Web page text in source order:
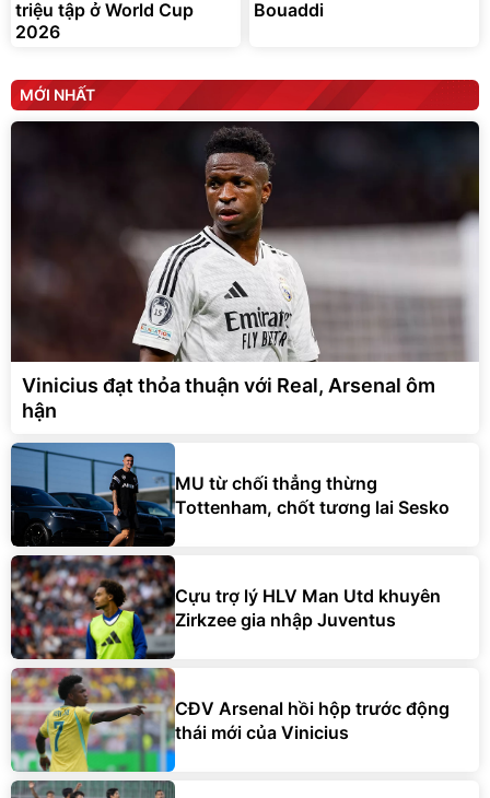
triệu tập ở World Cup
2026
Bouaddi
MỚI NHẤT
Vinicius đạt thỏa thuận với Real, Arsenal ôm
hận
MU từ chối thẳng thừng
Tottenham, chốt tương lai Sesko
Cựu trợ lý HLV Man Utd khuyên
Zirkzee gia nhập Juventus
CĐV Arsenal hồi hộp trước động
thái mới của Vinicius